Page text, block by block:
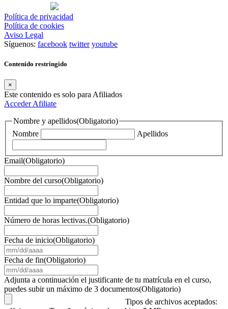
Política de privacidad
Política de cookies
Aviso Legal
Síguenos: facebook twitter youtube
Contenido restringido
×
Este contenido es solo para Afiliados
AccederAfiliate
Nombre y apellidos(Obligatorio)
Nombre
Apellidos
Email(Obligatorio)
Nombre del curso(Obligatorio)
Entidad que lo imparte(Obligatorio)
Número de horas lectivas.(Obligatorio)
Fecha de inicio(Obligatorio)
barra
DD
barra
AAAA
Fecha de fin(Obligatorio)
barra
DD
Adjunta a continuación el justificante de tu matrícula en el curso,
puedes subir un máximo de 3 documentos(Obligatorio)
Tipos de archivos aceptados: